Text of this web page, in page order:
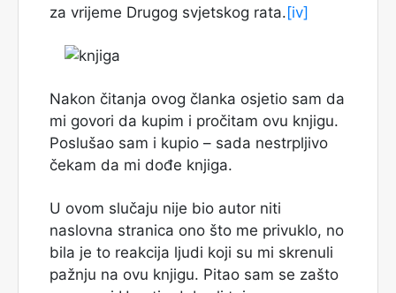
za vrijeme Drugog svjetskog rata.[iv]
Nakon čitanja ovog članka osjetio sam da
mi govori da kupim i pročitam ovu knjigu.
Poslušao sam i kupio – sada nestrpljivo
čekam da mi dođe knjiga.
U ovom slučaju nije bio autor niti
naslovna stranica ono što me privuklo, no
bila je to reakcija ljudi koji su mi skrenuli
pažnju na ovu knjigu. Pitao sam se zašto